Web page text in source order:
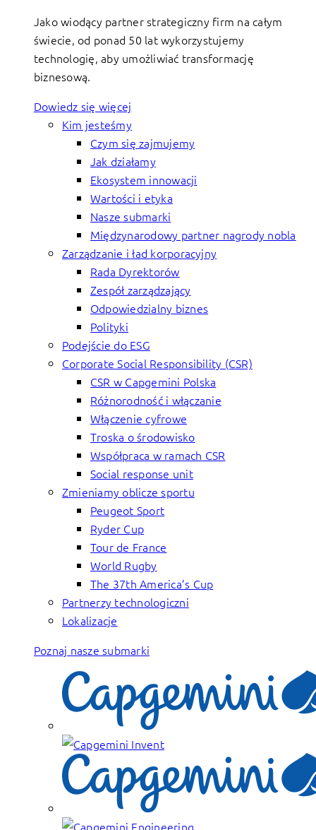
Jako wiodący partner strategiczny firm na całym
świecie, od ponad 50 lat wykorzystujemy
technologię, aby umożliwiać transformację
biznesową.
Dowiedz się więcej
Kim jesteśmy
Czym się zajmujemy
Jak działamy
Ekosystem innowacji
Wartości i etyka
Nasze submarki
Międzynarodowy partner nagrody nobla
Zarządzanie i ład korporacyjny
Rada Dyrektorów
Zespół zarządzający
Odpowiedzialny biznes
Polityki
Podejście do ESG
Corporate Social Responsibility (CSR)
CSR w Capgemini Polska
Różnorodność i włączanie
Włączenie cyfrowe
Troska o środowisko
Współpraca w ramach CSR
Social response unit
Zmieniamy oblicze sportu
Peugeot Sport
Ryder Cup
Tour de France
World Rugby
The 37th America’s Cup
Partnerzy technologiczni
Lokalizacje
Poznaj nasze submarki